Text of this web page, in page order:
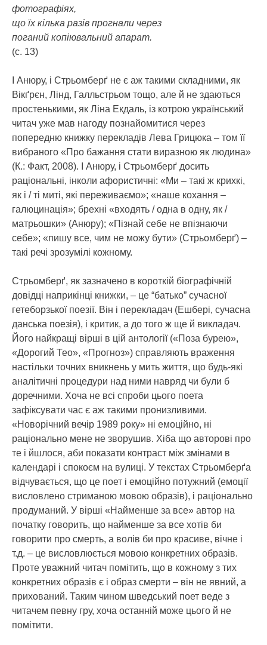
фотографіях,
що їх кілька разів прогнали через
поганий копіювальний апарат.
(с. 13)
І Анюру, і Стрьомберґ не є аж такими складними, як
Вікґрєн, Лінд, Галльстрьом тощо, але й не здаються
простенькими, як Ліна Екдаль, із котрою український
читач уже мав нагоду познайомитися через
попередню книжку перекладів Лева Грицюка – том її
вибраного «Про бажання стати виразною як людина»
(К.: Факт, 2008). І Анюру, і Стрьомберґ досить
раціональні, інколи афористичні: «Ми – такі ж крихкі,
як і / ті миті, які переживаємо»; «наше кохання –
галюцинація»; брехні «входять / одна в одну, як /
матрьошки» (Анюру); «Пізнай себе не впізнаючи
себе»; «пишу все, чим не можу бути» (Стрьомберґ) –
такі речі зрозумілі кожному.
Стрьомберґ, як зазначено в короткій біографічній
довідці наприкінці книжки, – це “батько” сучасної
гетеборзької поезії. Він і перекладач (Ешбері, сучасна
данська поезія), і критик, а до того ж ще й викладач.
Його найкращі вірші в цій антології («Поза бурею»,
«Дорогий Тео», «Прогноз») справляють враження
настільки точних вникнень у мить життя, що будь-які
аналітичні процедури над ними навряд чи були б
доречними. Хоча не всі спроби цього поета
зафіксувати час є аж такими пронизливими.
«Новорічний вечір 1989 року» ні емоційно, ні
раціонально мене не зворушив. Хіба що авторові про
те і йшлося, аби показати контраст між змінами в
календарі і спокоєм на вулиці. У текстах Стрьомберґа
відчувається, що це поет і емоційно потужний (емоції
висловлено стриманою мовою образів), і раціонально
продуманий. У вірші «Найменше за все» автор на
початку говорить, що найменше за все хотів би
говорити про смерть, а волів би про красиве, вічне і
т.д. – це висловлюється мовою конкретних образів.
Проте уважний читач помітить, що в кожному з тих
конкретних образів є і образ смерти – він не явний, а
прихований. Таким чином шведський поет веде з
читачем певну гру, хоча останній може цього й не
помітити.